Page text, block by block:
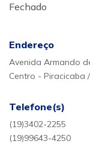
Fechado
Endereço
Avenida Armando
Centro - Piracicaba
Telefone(s)
(19)3402-2255
(19)99643-4250